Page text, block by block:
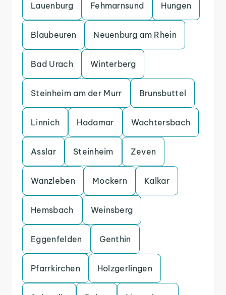
Lauenburg Fehmarnsund Hungen
Blaubeuren Neuenburg am Rhein
Bad Urach Winterberg
Steinheim am der Murr Brunsbuttel
Linnich Hadamar Wachtersbach
Asslar Steinheim Zeven
Wanzleben Mockern Kalkar
Hemsbach Weinsberg
Eggenfelden Genthin
Pfarrkirchen Holzgerlingen